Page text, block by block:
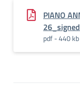
PIANO
26_signed
pdf - 440 kb